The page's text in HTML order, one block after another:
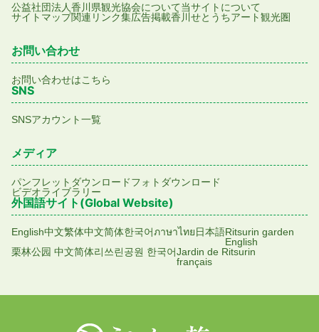
公益社団法人香川県観光協会について当サイトについて
サイトマップ関連リンク集広告掲載香川せとうちアート観光圏
お問い合わせ
お問い合わせはこちら
SNS
SNSアカウント一覧
メディア
パンフレットダウンロードフォトダウンロード
ビデオライブラリー
外国語サイト(Global Website)
English中文繁体中文简体한국어ภาษาไทย日本語Ritsurin garden
English
栗林公园 中文简体리쓰린공원 한국어Jardin de Ritsurin
français